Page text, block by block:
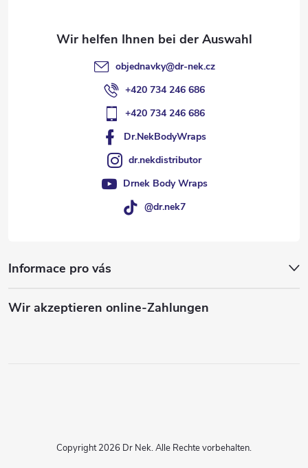
objednavky@dr-nek.cz
+420 734 246 686
+420 734 246 686
Dr.NekBodyWraps
dr.nekdistributor
Drnek Body Wraps
@dr.nek7
Informace pro vás
Wir akzeptieren online-Zahlungen
Copyright 2026 Dr Nek. Alle Rechte vorbehalten.